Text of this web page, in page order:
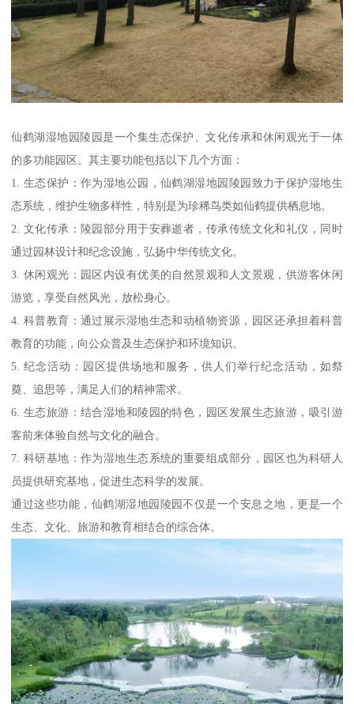
仙鹤湖湿地园陵园是一个集生态保护、文化传承和休闲观光于一体
的多功能园区。其主要功能包括以下几个方面：
1. 生态保护：作为湿地公园，仙鹤湖湿地园陵园致力于保护湿地生
态系统，维护生物多样性，特别是为珍稀鸟类如仙鹤提供栖息地。
2. 文化传承：陵园部分用于安葬逝者，传承传统文化和礼仪，同时
通过园林设计和纪念设施，弘扬中华传统文化。
3. 休闲观光：园区内设有优美的自然景观和人文景观，供游客休闲
游览，享受自然风光，放松身心。
4. 科普教育：通过展示湿地生态和动植物资源，园区还承担着科普
教育的功能，向公众普及生态保护和环境知识。
5. 纪念活动：园区提供场地和服务，供人们举行纪念活动，如祭
奠、追思等，满足人们的精神需求。
6. 生态旅游：结合湿地和陵园的特色，园区发展生态旅游，吸引游
客前来体验自然与文化的融合。
7. 科研基地：作为湿地生态系统的重要组成部分，园区也为科研人
员提供研究基地，促进生态科学的发展。
通过这些功能，仙鹤湖湿地园陵园不仅是一个安息之地，更是一个
生态、文化、旅游和教育相结合的综合体。